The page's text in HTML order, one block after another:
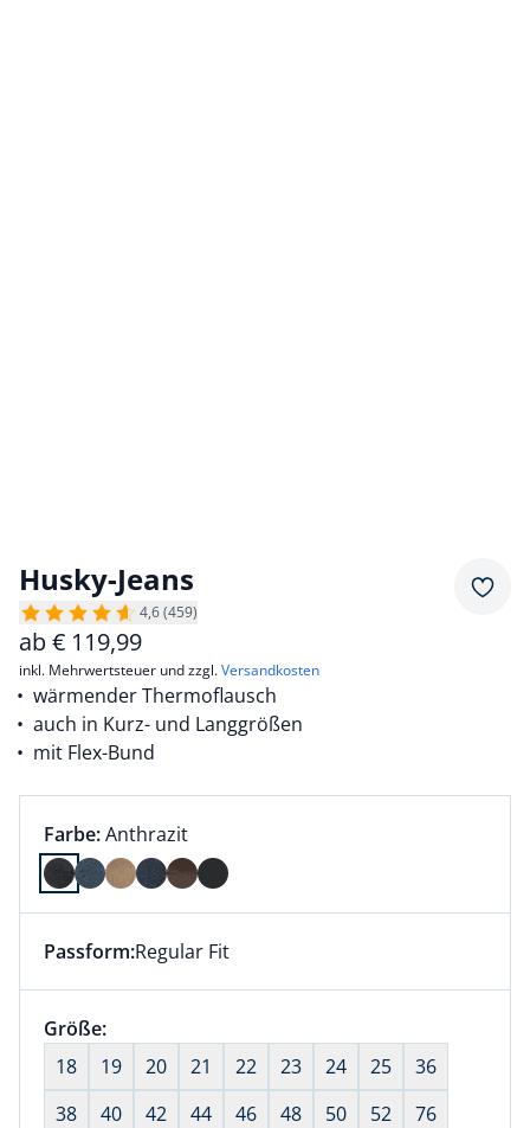
Husky-Jeans
4,6 (459)
ab€ 119,99
inkl. Mehrwertsteuer und zzgl.Versandkosten
wärmender Thermoflausch
auch in Kurz- und Langgrößen
mit Flex-Bund
Farbauswahl:
Farbe:aktuell ausgewählt:
Anthrazit
Farbe Anthrazit ausgewählt
Dieser Artikel hat die Passform Regular Fit. für
Passform:Regular Fit
Größenauswahl:
Größe:nichts ausgewählt
18
19 20 21 22 23 24 25
36
38
40 42 44 46 48 50 52
76